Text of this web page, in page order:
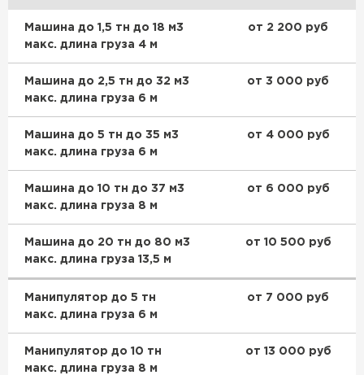
Машина до 1,5 тн до 18 м3
макс. длина груза 4 м
от 2 200 руб
Машина до 2,5 тн до 32 м3
макс. длина груза 6 м
от 3 000 руб
Машина до 5 тн до 35 м3
макс. длина груза 6 м
от 4 000 руб
Машина до 10 тн до 37 м3
макс. длина груза 8 м
от 6 000 руб
Машина до 20 тн до 80 м3
макс. длина груза 13,5 м
от 10 500 руб
Манипулятор до 5 тн
макс. длина груза 6 м
от 7 000 руб
Манипулятор до 10 тн
макс. длина груза 8 м
от 13 000 руб